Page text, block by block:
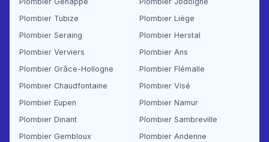
Plombier Tubize
Plombier Liège
Plombier Seraing
Plombier Herstal
Plombier Verviers
Plombier Ans
Plombier Grâce-Hollogne
Plombier Flémalle
Plombier Chaudfontaine
Plombier Visé
Plombier Eupen
Plombier Namur
Plombier Dinant
Plombier Sambreville
Plombier Gembloux
Plombier Andenne